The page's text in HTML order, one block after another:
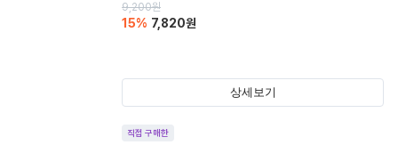
9,200원
15% 7,820원
상세보기
직접 구매한